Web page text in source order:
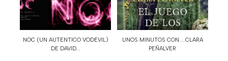
NOC (UN AUTENTICO VODEVIL)
DE DAVID...
UNOS MINUTOS CON....CLARA
PEÑALVER